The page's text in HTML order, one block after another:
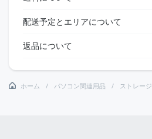
配送予定とエリアについて
返品について
ホーム パソコン関連用品 ストレージ